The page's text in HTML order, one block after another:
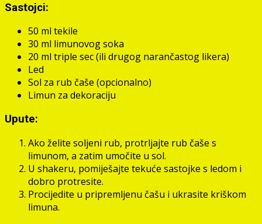
Sastojci:
50 ml tekile
30 ml limunovog soka
20 ml triple sec (ili drugog narančastog likera)
Led
Sol za rub čaše (opcionalno)
Limun za dekoraciju
Upute:
Ako želite soljeni rub, protrljajte rub čaše s
limunom, a zatim umočite u sol.
U shakeru, pomiješajte tekuće sastojke s ledom i
dobro protresite.
Procijedite u pripremljenu čašu i ukrasite kriškom
limuna.